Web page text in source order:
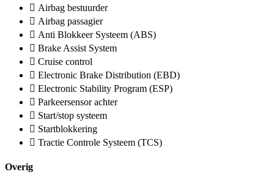
Airbag bestuurder
Airbag passagier
Anti Blokkeer Systeem (ABS)
Brake Assist System
Cruise control
Electronic Brake Distribution (EBD)
Electronic Stability Program (ESP)
Parkeersensor achter
Start/stop systeem
Startblokkering
Tractie Controle Systeem (TCS)
Overig